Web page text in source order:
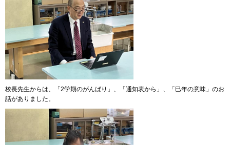
校長先生からは、「2学期のがんばり」、「通知表から」、「巳年の意味」のお
話がありました。